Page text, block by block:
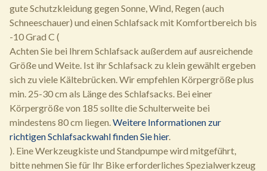
gute Schutzkleidung gegen Sonne, Wind, Regen (auch
Schneeschauer) und einen Schlafsack mit Komfortbereich bis
-10 Grad C (
Achten Sie bei Ihrem Schlafsack außerdem auf ausreichende
Größe und Weite. Ist ihr Schlafsack zu klein gewählt ergeben
sich zu viele Kältebrücken. Wir empfehlen Körpergröße plus
min. 25-30 cm als Länge des Schlafsacks. Bei einer
Körpergröße von 185 sollte die Schulterweite bei
mindestens 80 cm liegen.Weitere Informationen zur
richtigen Schlafsackwahl finden Sie hier.
). Eine Werkzeugkiste und Standpumpe wird mitgeführt,
bitte nehmen Sie für Ihr Bike erforderliches Spezialwerkzeug